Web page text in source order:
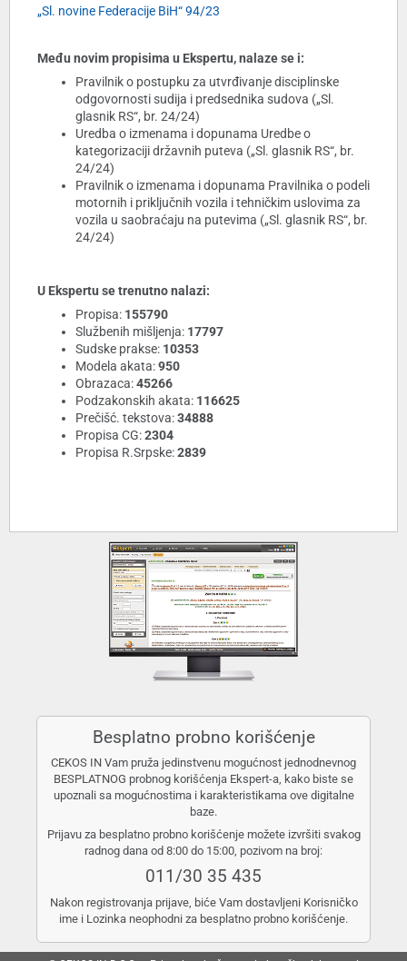
„Sl. novine Federacije BiH“ 94/23
Među novim propisima u Ekspertu, nalaze se i:
Pravilnik o postupku za utvrđivanje disciplinske
odgovornosti sudija i predsednika sudova („Sl.
glasnik RS“, br. 24/24)
Uredba o izmenama i dopunama Uredbe o
kategorizaciji državnih puteva („Sl. glasnik RS“, br.
24/24)
Pravilnik o izmenama i dopunama Pravilnika o podeli
motornih i priključnih vozila i tehničkim uslovima za
vozila u saobraćaju na putevima („Sl. glasnik RS“, br.
24/24)
U Ekspertu se trenutno nalazi:
Propisa: 155790
Službenih mišljenja: 17797
Sudske prakse: 10353
Modela akata:950
Obrazaca:45266
Podzakonskih akata: 116625
Prečišć. tekstova:34888
Propisa CG:2304
Propisa R.Srpske:2839
Besplatno probno korišćenje
CEKOS IN Vam pruža jedinstvenu mogućnost jednodnevnog
BESPLATNOG probnog korišćenja Ekspert-a, kako biste se
upoznali sa mogućnostima i karakteristikama ove digitalne
baze.
Prijavu za besplatno probno korišćenje možete izvršiti svakog
radnog dana od 8:00 do 15:00, pozivom na broj:
011/30 35 435
Nakon registrovanja prijave, biće Vam dostavljeni Korisničko
ime i Lozinka neophodni za besplatno probno korišćenje.